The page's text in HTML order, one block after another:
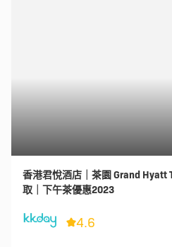
香港君悅酒店｜茶園 Grand
取｜下午茶優惠2023
4.6